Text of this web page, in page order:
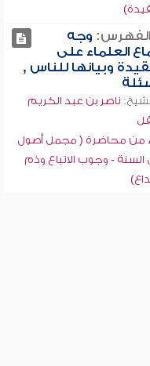
الفهرس: وجه
العلماء على
وبيانها للناس ,
ناصر بن عبد الكريم
من محاضرة ( مجمل أصول
السنة - وجوب الاتباع وذم